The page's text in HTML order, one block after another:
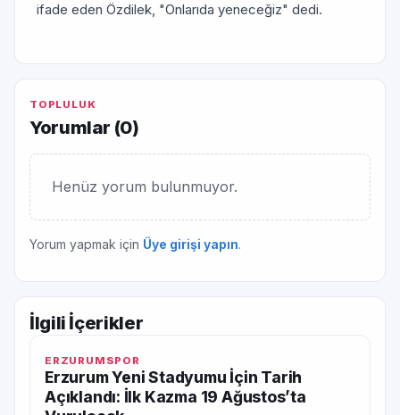
ifade eden Özdilek, "Onlarıda yeneceğiz" dedi.
TOPLULUK
Yorumlar (0)
Henüz yorum bulunmuyor.
Yorum yapmak için Üye girişi yapın.
İlgili İçerikler
ERZURUMSPOR
Erzurum Yeni Stadyumu İçin Tarih
Açıklandı: İlk Kazma 19 Ağustos’ta